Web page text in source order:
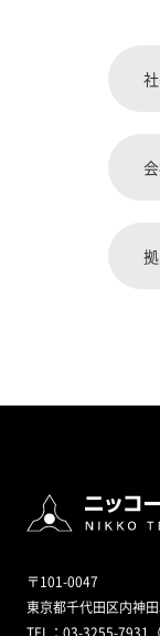
〒101-0047
東京都千代田区内神
TEL：03-3255-7931（